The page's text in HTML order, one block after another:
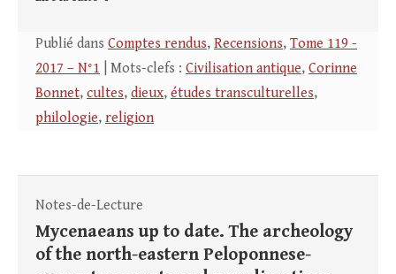
Publié dans Comptes rendus, Recensions, Tome 119 -
2017 – N°1 | Mots-clefs : Civilisation antique, Corinne
Bonnet, cultes, dieux, études transculturelles,
philologie, religion
Notes-de-Lecture
Mycenaeans up to date. The archeology
of the north-eastern Peloponnese-